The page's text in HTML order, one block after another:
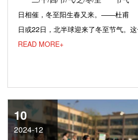
日相催，冬至阳生春又来。——
日或22日，北半球迎来了冬至节气。
READ MORE+
10
2024-12